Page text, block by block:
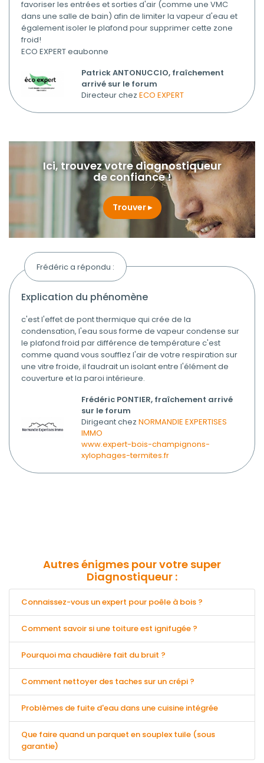
favoriser les entrées et sorties d'air (comme une VMC
dans une salle de bain) afin de limiter la vapeur d'eau et
également isoler le plafond pour supprimer cette zone
froid!
ECO EXPERT eaubonne
Patrick ANTONUCCIO, fraîchement
arrivé sur le forum
Directeur chez ECO EXPERT
Ici, trouvez votre diagnostiqueur
de confiance !
Trouver
Frédéric a répondu :
explication du phénomène
c'est l'effet de pont thermique qui crée de la
condensation, l'eau sous forme de vapeur condense sur
le plafond froid par différence de température c'est
comme quand vous soufflez l'air de votre respiration sur
une vitre froide, il faudrait un isolant entre l'élément de
couverture et la paroi intérieure.
Frédéric PONTIER, fraîchement arrivé
sur le forum
Dirigeant chez NORMANDIE EXPERTISES
IMMO
www.expert-bois-champignons-
xylophages-termites.fr
Autres énigmes pour votre super
Diagnostiqueur :
Connaissez-vous un expert pour poêle à bois ?
Comment savoir si une toiture est ignifugée ?
Pourquoi ma chaudière fait du bruit ?
Comment nettoyer des taches sur un crépi ?
Problèmes de fuite d'eau dans une cuisine intégrée
Que faire quand un parquet en souplex tuile (sous
garantie)